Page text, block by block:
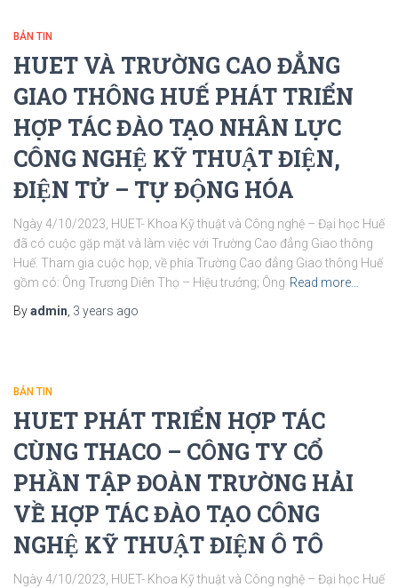
BẢN TIN
HUET VÀ TRƯỜNG CAO ĐẲNG
GIAO THÔNG HUẾ PHÁT TRIỂN
HỢP TÁC ĐÀO TẠO NHÂN LỰC
CÔNG NGHỆ KỸ THUẬT ĐIỆN,
ĐIỆN TỬ – TỰ ĐỘNG HÓA
Ngày 4/10/2023, HUET- Khoa Kỹ thuật và Công nghệ – Đại học Huế
đã có cuộc gặp mặt và làm việc với Trường Cao đẳng Giao thông
Huế. Tham gia cuộc họp, về phía Trường Cao đẳng Giao thông Huế
gồm có: Ông Trương Diên Thọ – Hiệu trưởng; Ông Read more…
Byadmin 3 years ago
BẢN TIN
HUET PHÁT TRIỂN HỢP TÁC
CÙNG THACO – CÔNG TY CỔ
PHẦN TẬP ĐOÀN TRƯỜNG HẢI
VỀ HỢP TÁC ĐÀO TẠO CÔNG
NGHỆ KỸ THUẬT ĐIỆN Ô TÔ
Ngày 4/10/2023, HUET- Khoa Kỹ thuật và Công nghệ – Đại học Huế